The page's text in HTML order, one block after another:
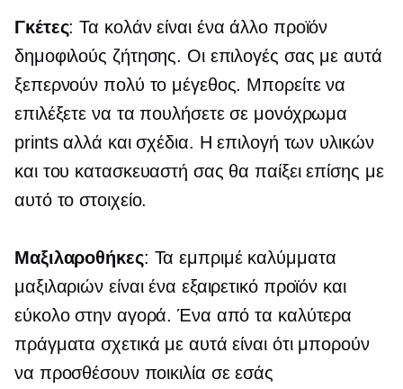
Γκέτες: Τα κολάν είναι ένα άλλο προϊόν
δημοφιλούς ζήτησης. Οι επιλογές σας με αυτά
ξεπερνούν πολύ το μέγεθος. Μπορείτε να
επιλέξετε να τα πουλήσετε σε μονόχρωμα
prints αλλά και σχέδια. Η επιλογή των υλικών
και του κατασκευαστή σας θα παίξει επίσης με
αυτό το στοιχείο.
Μαξιλαροθήκες: Τα εμπριμέ καλύμματα
μαξιλαριών είναι ένα εξαιρετικό προϊόν και
εύκολο στην αγορά. Ένα από τα καλύτερα
πράγματα σχετικά με αυτά είναι ότι μπορούν
να προσθέσουν ποικιλία σε εσάς